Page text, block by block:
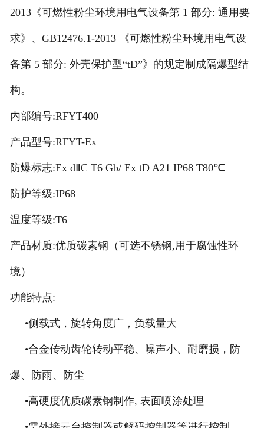
2013《可燃性粉尘环境用电气设备第 1 部分: 通用要
求》、GB12476.1-2013 《可燃性粉尘环境用电气设
备第 5 部分: 外壳保护型“tD”》的规定制成隔爆型结
构。
内部编号:RFYT400
产品型号:RFYT-Ex
防爆标志:Ex dⅡC T6 Gb/ Ex tD A21 IP68 T80℃
防护等级:IP68
温度等级:T6
产品材质:优质碳素钢（可选不锈钢,用于腐蚀性环
境）
功能特点:
•侧载式，旋转角度广，负载量大
•合金传动齿轮转动平稳、噪声小、耐磨损，防
爆、防雨、防尘
•高硬度优质碳素钢制作, 表面喷涂处理